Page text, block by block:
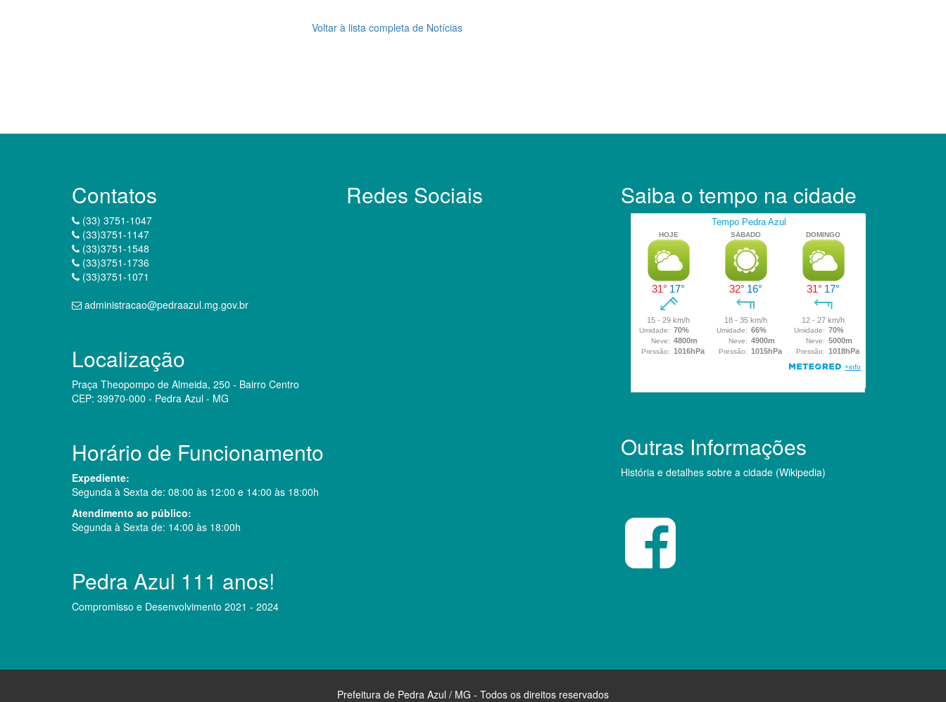
Voltar à lista completa de Notícias
Contatos
(33) 3751-1047
(33)3751-1147
(33)3751-1548
(33)3751-1736
(33)3751-1071
administracao@pedraazul.mg.gov.br
Localização
Praça Theopompo de Almeida, 250 - Bairro Centro
CEP: 39970-000 - Pedra Azul - MG
Horário de Funcionamento
Expediente:
Segunda à Sexta de: 08:00 às 12:00 e 14:00 às 18:00h
Atendimento ao público:
Segunda à Sexta de: 14:00 às 18:00h
Pedra Azul 111 anos!
Compromisso e Desenvolvimento 2021 - 2024
Redes Sociais Saiba o tempo na cidade
Outras Informações
História e detalhes sobre a cidade (Wikipedia)
Prefeitura de Pedra Azul / MG - Todos os direitos reservados